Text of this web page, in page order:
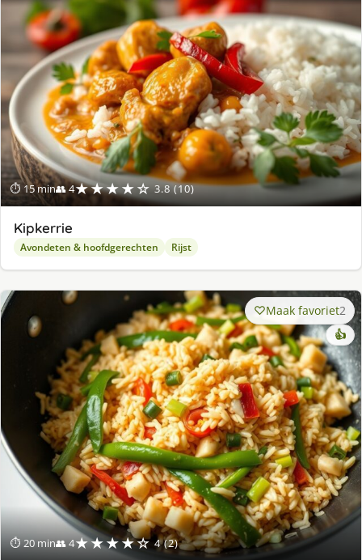
⏱ 15 min👥 4★★★★☆ 3.8 (10)
Kipkerrie
Avondeten & hoofdgerechten Rijst
⏱ 20 min👥 4★★★★☆ 4 (2)
Maak favoriet2
👍